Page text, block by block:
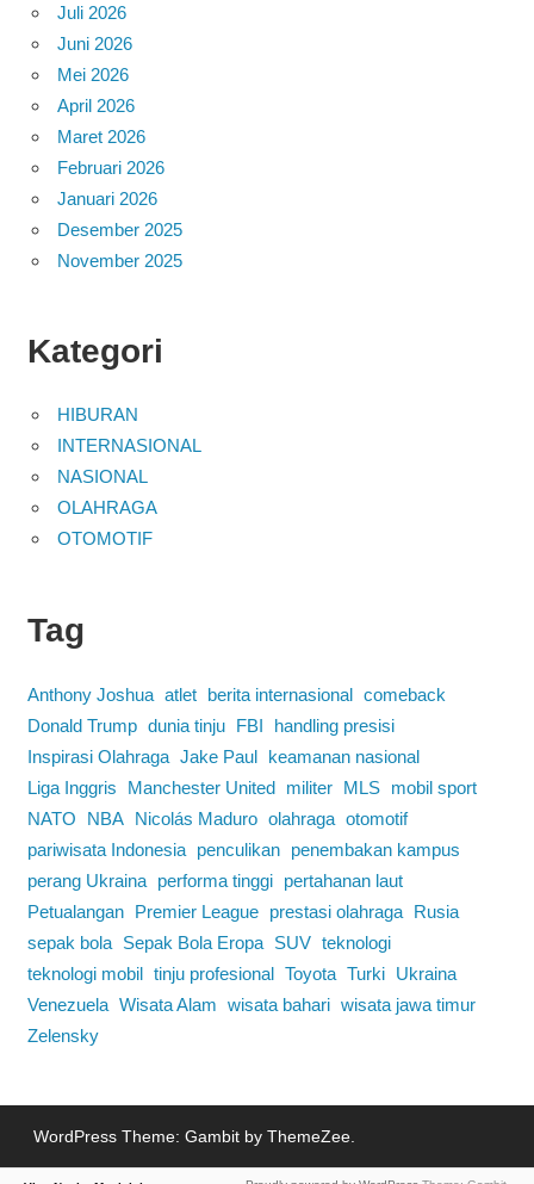
Juli 2026
Juni 2026
Mei 2026
April 2026
Maret 2026
Februari 2026
Januari 2026
Desember 2025
November 2025
Kategori
HIBURAN
INTERNASIONAL
NASIONAL
OLAHRAGA
OTOMOTIF
Tag
Anthony Joshua atlet berita internasional comeback
Donald Trump dunia tinju FBI
handling presisi
Inspirasi Olahraga Jake Paul
keamanan nasional
Liga Inggris
Manchester United militer MLS
mobil sport
NATO
NBA Nicolás Maduro olahraga otomotif
pariwisata Indonesia
penculikan
penembakan kampus
perang Ukraina
performa tinggi
pertahanan laut
Petualangan
Premier League prestasi olahraga
Rusia
sepak bola
Sepak Bola Eropa SUV teknologi
teknologi mobil tinju profesional Toyota Turki
Ukraina
Venezuela Wisata Alam wisata bahari wisata jawa timur
Zelensky
WordPress Theme: Gambit by ThemeZee.